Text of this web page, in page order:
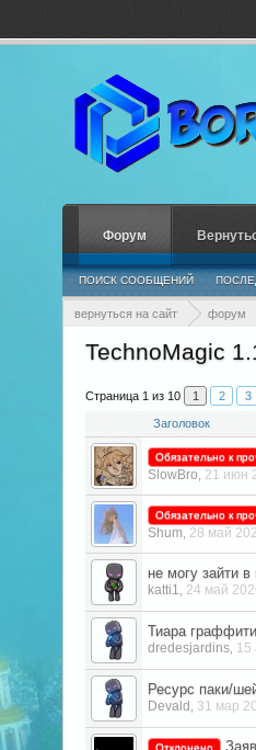
вернуться на сайт форум
TechnoMagic
Страница 1 из 10 1 2 3
Заголовок
Обязательно к
SlowBro 21 июн
Обязательно к
Shum 28 май
не могу зайти в
katti1 24 май
Тиара граффити
dredesjardins 15
Ресурс паки/
Devald 31 мар
Отклонено
Форум
ПОИСК СООБЩЕНИЙ